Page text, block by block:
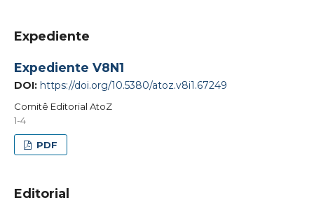
Expediente
Expediente V8N1
DOI: https://doi.org/10.5380/atoz.v8i1.67249
Comitê Editorial AtoZ
1-4
PDF
Editorial